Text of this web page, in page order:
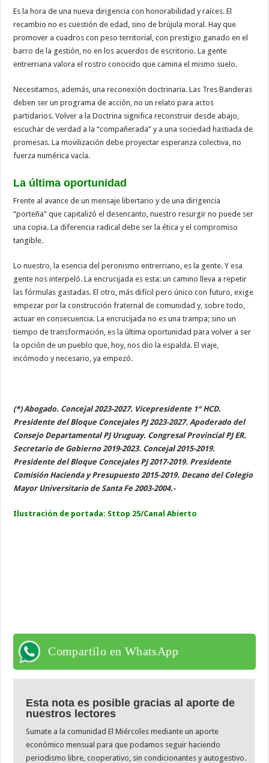
Es la hora de una nueva dirigencia con honorabilidad y raíces. El
recambio no es cuestión de edad, sino de brújula moral. Hay que
promover a cuadros con peso territorial, con prestigio ganado en el
barro de la gestión, no en los acuerdos de escritorio. La gente
entrerriana valora el rostro conocido que camina el mismo suelo.
Necesitamos, además, una reconexión doctrinaria. Las Tres Banderas
deben ser un programa de acción, no un relato para actos
partidarios. Volver a la Doctrina significa reconstruir desde abajo,
escuchar de verdad a la “compañerada” y a una sociedad hastiada de
promesas. La movilización debe proyectar esperanza colectiva, no
fuerza numérica vacía.
La última oportunidad
Frente al avance de un mensaje libertario y de una dirigencia
“porteña” que capitalizó el desencanto, nuestro resurgir no puede ser
una copia. La diferencia radical debe ser la ética y el compromiso
tangible.
Lo nuestro, la esencia del peronismo entrerriano, es la gente. Y esa
gente nos interpeló. La encrucijada es esta: un camino lleva a repetir
las fórmulas gastadas. El otro, más difícil pero único con futuro, exige
empezar por la construcción fraternal de comunidad y, sobre todo,
actuar en consecuencia. La encrucijada no es una trampa; sino un
tiempo de transformación, es la última oportunidad para volver a ser
la opción de un pueblo que, hoy, nos dio la espalda. El viaje,
incómodo y necesario, ya empezó.
(*) Abogado. Concejal 2023-2027. Vicepresidente 1° HCD.
Presidente del Bloque Concejales PJ 2023-2027. Apoderado del
Consejo Departamental PJ Uruguay. Congresal Provincial PJ ER.
Secretario de Gobierno 2019-2023. Concejal 2015-2019.
Presidente del Bloque Concejales PJ 2017-2019. Presidente
Comisión Hacienda y Presupuesto 2015-2019. Decano del Colegio
Mayor Universitario de Santa Fe 2003-2004.-
Ilustración de portada: Sttop 25/Canal Abierto
Compartilo en WhatsApp
Esta nota es posible gracias al aporte de
nuestros lectores
Sumate a la comunidad El Miércoles mediante un aporte
económico mensual para que podamos seguir haciendo
periodismo libre, cooperativo, sin condicionantes y autogestivo.